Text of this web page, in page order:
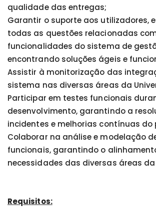
qualidade das entregas;
Garantir o suporte aos utilizadores,
todas as questões relacionadas
funcionalidades do sistema de
encontrando soluções ágeis e
Assistir à monitorização das
sistema nas diversas áreas da
Participar em testes funcionais
desenvolvimento, garantindo a
incidentes e melhorias contínuas do
Colaborar na análise e modelação
funcionais, garantindo o
necessidades das diversas áreas
Requisitos: